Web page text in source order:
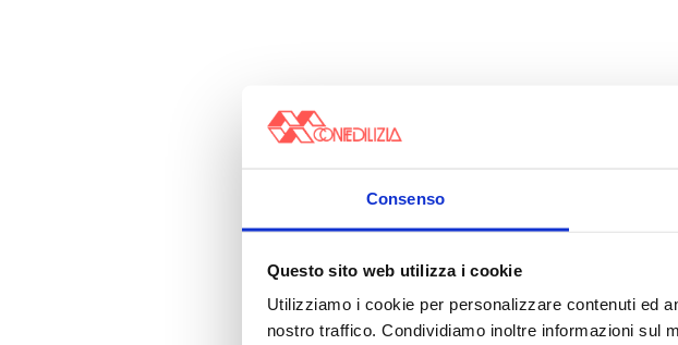
Consenso
Questo sito web utilizza i cookie
Utilizziamo i cookie per personalizzare contenuti ed
nostro traffico. Condividiamo inoltre informazioni sul